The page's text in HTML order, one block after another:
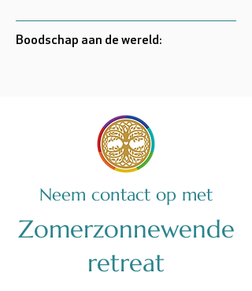
Boodschap aan de wereld:
Neem contact op met
Zomerzonnewende
retreat